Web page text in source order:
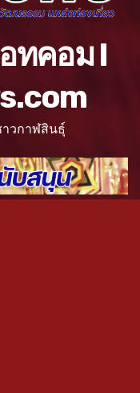
ทคอม l
าวกาฬสินธุ์